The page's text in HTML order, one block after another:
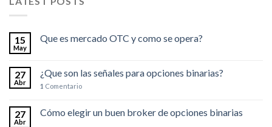
15
May
Que es mercado OTC y como se opera?
27
Abr
¿Que son las señales para opciones binarias?
1 Comentario
27
Abr
Cómo elegir un buen broker de opciones binarias